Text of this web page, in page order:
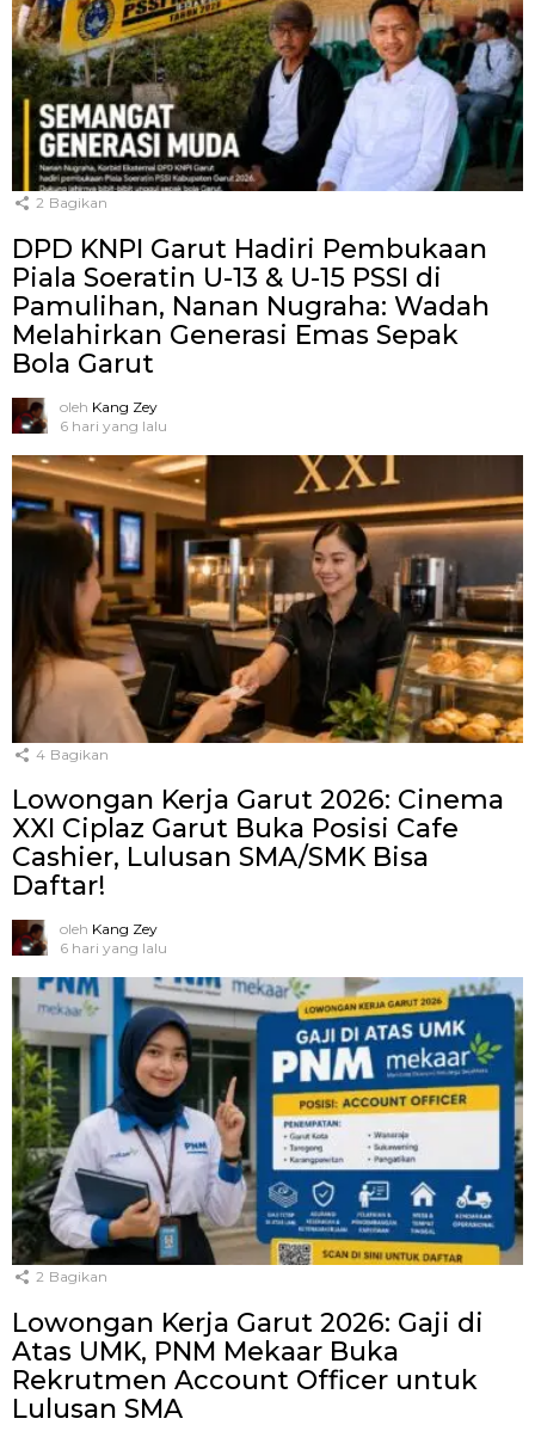
2 Bagikan
DPD KNPI Garut Hadiri Pembukaan
Piala Soeratin U-13 & U-15 PSSI di
Pamulihan, Nanan Nugraha: Wadah
Melahirkan Generasi Emas Sepak
Bola Garut
oleh Kang Zey
6 hari yang lalu
4 Bagikan
Lowongan Kerja Garut 2026: Cinema
XXI Ciplaz Garut Buka Posisi Cafe
Cashier, Lulusan SMA/SMK Bisa
Daftar!
oleh Kang Zey
6 hari yang lalu
2 Bagikan
Lowongan Kerja Garut 2026: Gaji di
Atas UMK, PNM Mekaar Buka
Rekrutmen Account Officer untuk
Lulusan SMA